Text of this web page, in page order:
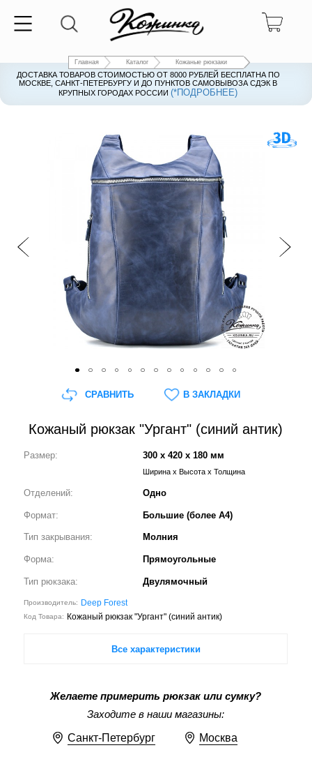
Главная Каталог Кожаные рюкзаки
ДОСТАВКА ТОВАРОВ СТОИМОСТЬЮ ОТ 8000 РУБЛЕЙ БЕСПЛАТНА ПО
МОСКВЕ, САНКТ-ПЕТЕРБУРГУ И ДО ПУНКТОВ САМОВЫВОЗА СДЭК В
КРУПНЫХ ГОРОДАХ РОССИИ(*ПОДРОБНЕЕ)
ДОСТАВКА ТОВАРОВ СТОИМОСТЬЮ ОТ 8000 РУБЛЕЙ БЕСПЛАТНА ПО
МОСКВЕ, САНКТ-ПЕТЕРБУРГУ И ДО ПУНКТОВ САМОВЫВОЗА СДЭК В
КРУПНЫХ ГОРОДАХ РОССИИ(*ПОДРОБНЕЕ)
Кожаный рюкзак "Ургант" (синий антик)
Размер: 300 x 420 x 180 мм
Ширина x Высота x Толщина
Отделений: Одно
Формат: Большие (более А4)
Тип закрывания: Молния
Форма: Прямоугольные
Тип рюкзака: Двулямочный
Производитель: Deep Forest
Код Товара: Кожаный рюкзак "Ургант" (синий антик)
Все характеристики
Желаете примерить рюкзак или сумку?
Заходите в наши магазины:
Санкт-Петербург Москва
СРАВНИТЬ В ЗАКЛАДКИ